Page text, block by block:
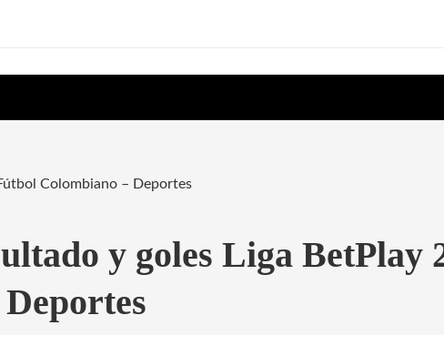
Colombiano – Deportes
y goles Liga BetPlay